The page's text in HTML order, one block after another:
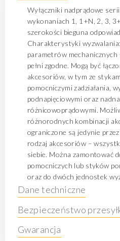
Wyłączniki nadprądowe
wykonaniach 1, 1+N, 2, 3,
szerokości bieguna
Charakterystyki
parametrów mechanicznych
pełni zgodne. Mogą być
akcesoriów, w tym ze
pomocniczymi zadziałania,
podnapięciowymi oraz
różnicowoprądowymi.
różnorodnych kombinacji
ograniczone są jedynie
rodzaj akcesoriów –
siebie. Można zamontować
pomocniczych lub styków
oraz do dwóch jednostek
Dane techniczne
Bezpieczeństwo
Gwarancja